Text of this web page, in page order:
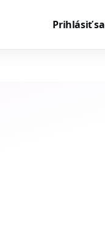
Prihlásiť sa